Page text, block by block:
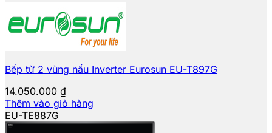
Bếp từ 2 vùng nấu Inverter Eurosun EU-T897G
14.050.000 ₫
Thêm vào giỏ hàng
EU-TE887G